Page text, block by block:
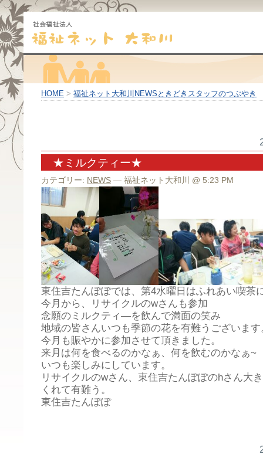
HOME > 福祉ネット大和川NEWSときどきスタッフのつぶやき
★ミルクティー★
カテゴリー: NEWS — 福祉ネット大和川 @ 5:23 PM
東住吉たんぽぽでは、第4水曜日はふれあい喫茶
今月から、リサイクルのwさんも参加
念願のミルクティ―を飲んで満面の笑み
地域の皆さんいつも季節の花を有難うございます
今月も賑やかに参加させて頂きました。
来月は何を食べるのかなぁ、何を飲むのかなぁ~
いつも楽しみにしています。
リサイクルのwさん、東住吉たんぽぽのhさん大
くれて有難う。
東住吉たんぽぽ